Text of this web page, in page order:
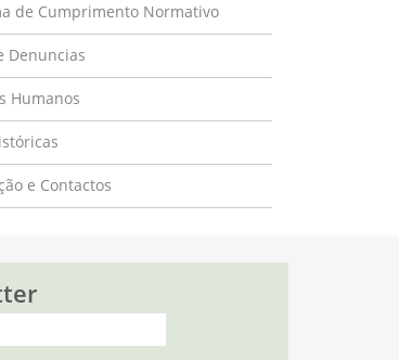
de Cumprimento Normativo
Denuncias
Humanos
e Contactos